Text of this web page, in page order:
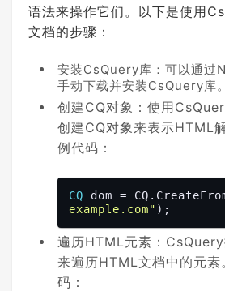
语法来操作它们。以下是使用
文档的步骤：
安装CsQuery库：可以通过
手动下载并安装CsQuery库。
创建CQ对象：使用
创建CQ对象来表示HTML
例代码：
CQ dom =
example.com"
遍历HTML元素：
来遍历HTML文档中的元素
码：